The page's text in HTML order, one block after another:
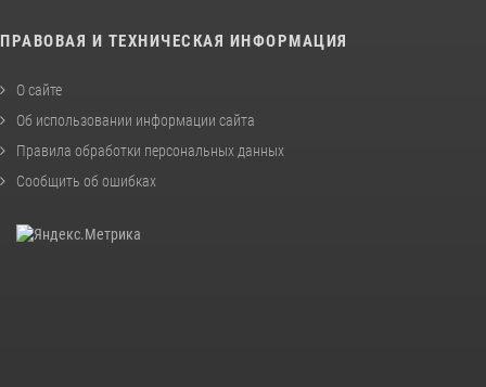
ПРАВОВАЯ И ТЕХНИЧЕСКАЯ ИНФОРМАЦИЯ
О сайте
Об использовании информации сайта
Правила обработки персональных данных
Сообщить об ошибках